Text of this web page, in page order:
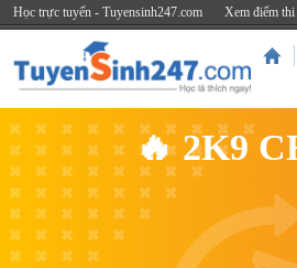
Học trực tuyến - Tuyensinh247.com Xem điểm thi
🔥 2K9